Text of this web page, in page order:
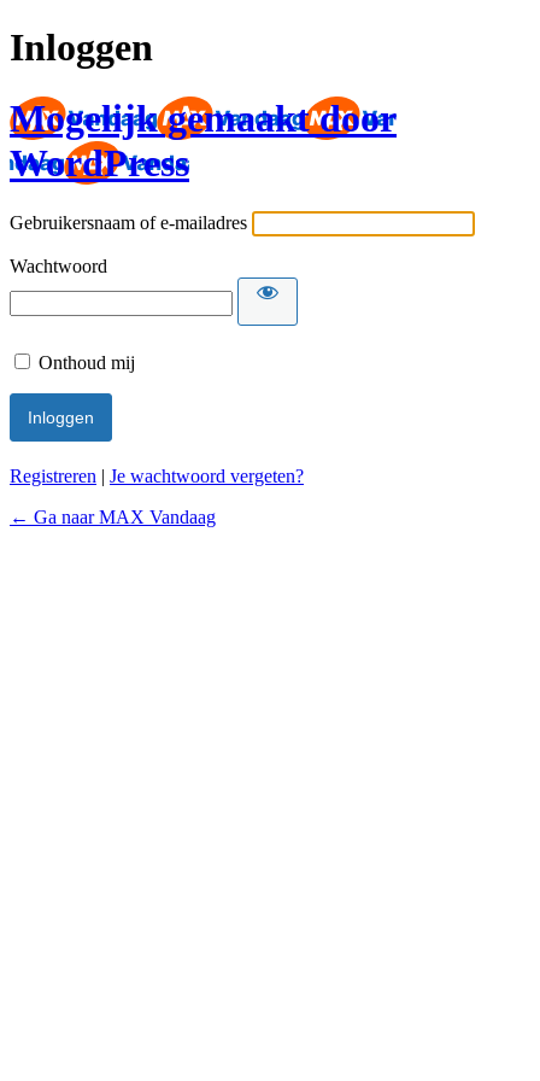
Inloggen
Mogelijk gemaakt door
WordPress
Gebruikersnaam of e-mailadres
Wachtwoord
Onthoud mij
Registreren | Je wachtwoord vergeten?
← Ga naar MAX Vandaag